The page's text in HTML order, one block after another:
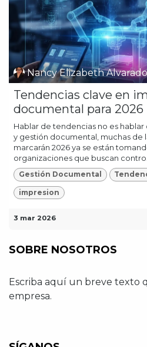
Nancy Elizabeth
Tendencias clave en
documental para 2026
Hablar de tendencias no es
y gestión documental, muchas de
marcarán 2026 ya se están
organizaciones que buscan contro...
Gestión Documental
impresion
3 mar 2026
SOBRE NOSOTROS
Escriba aquí un breve texto
empresa.